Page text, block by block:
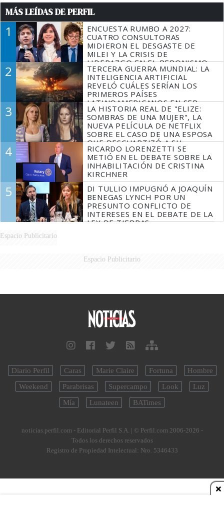
MÁS LEÍDAS DE PERFIL
1
ENCUESTA RUMBO A 2027:
CUATRO CONSULTORAS
MIDIERON EL DESGASTE DE
MILEI Y LA CRISIS DE
LIDERAZGO EN EL PERONISMO
2
TERCERA GUERRA MUNDIAL: LA
INTELIGENCIA ARTIFICIAL
REVELÓ CUÁLES SERÍAN LOS
PRIMEROS PAÍSES
LATINOAMERICANOS EN SER
DERROTADOS
3
LA HISTORIA REAL DE "ELIZE:
SOMBRAS DE UNA MUJER", LA
NUEVA PELÍCULA DE NETFLIX
SOBRE EL CASO DE UNA ESPOSA
QUE DESCUARTIZÓ A SU
MARIDO
4
RICARDO LORENZETTI SE
METIÓ EN EL DEBATE SOBRE LA
INHABILITACIÓN DE CRISTINA
KIRCHNER
5
DI TULLIO IMPUGNÓ A JOAQUÍN
BENEGAS LYNCH POR UN
PRESUNTO CONFLICTO DE
INTERESES EN EL DEBATE DE LA
LEY DE TIERRAS
Espacio Publicitario
Espacio Publicitario
Diario Perfil Caras Marie Claire Fortuna
Hombre
Weekend
Parabrisas Supercampo Look
Luz
Mía
Lunateen BATimes
noticias.perfil.com - Editorial Perfil S.A. | © Perfil.com 2006-2026 -
Todos los derechos reservados
Registro de Propiedad Intelectual: Nro. 5346433